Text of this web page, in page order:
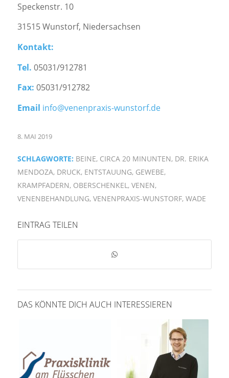
Speckenstr. 10
31515 Wunstorf, Niedersachsen
Kontakt:
Tel. 05031/912781
Fax: 05031/912782
Email info@venenpraxis-wunstorf.de
8. MAI 2019
SCHLAGWORTE: BEINE, CIRCA 20 MINUNTEN, DR. ERIKA
MENDOZA, DRUCK, ENTSTAUUNG, GEWEBE,
KRAMPFADERN, OBERSCHENKEL, VENEN,
VENENBEHANDLUNG, VENENPRAXIS-WUNSTORF, WADE
EINTRAG TEILEN
DAS KÖNNTE DICH AUCH INTERESSIEREN